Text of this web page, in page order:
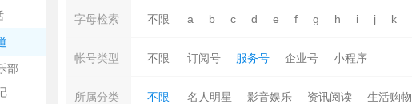
部
字母检索 不限 a b c d e f g h i j k
帐号类型 不限 订阅号 服务号 企业号 小程序
所属分类 不限 名人明星 影音娱乐 资讯阅读 生活购物